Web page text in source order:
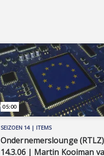
SEIZOEN 14 | ITEMS
Ondernemerslounge
14.3.06 | Martin Kooiman
05:00